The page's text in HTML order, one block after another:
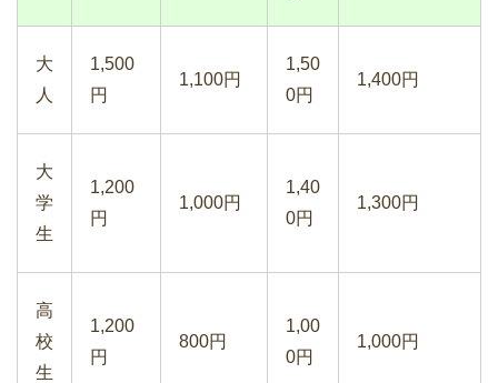
大
人
1,500
円
1,100円
1,50
0円
1,400円
大
学
生
1,200
円
1,000円
1,40
0円
1,300円
高
校
生
1,200
円
800円
1,00
0円
1,000円